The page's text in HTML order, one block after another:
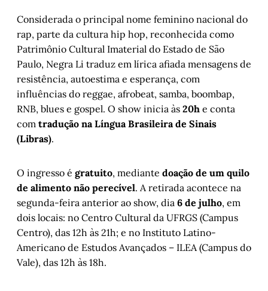
Considerada o principal nome feminino nacional do
rap, parte da cultura hip hop, reconhecida como
Patrimônio Cultural Imaterial do Estado de São
Paulo, Negra Li traduz em lírica afiada mensagens de
resistência, autoestima e esperança, com
influências do reggae, afrobeat, samba, boombap,
RNB, blues e gospel. O show inicia às 20h e conta
com tradução na Língua Brasileira de Sinais
(Libras).
O ingresso é gratuito, mediante doação de um quilo
de alimento não perecível. A retirada acontece na
segunda-feira anterior ao show, dia 6 de julho, em
dois locais: no Centro Cultural da UFRGS (Campus
Centro), das 12h às 21h; e no Instituto Latino-
Americano de Estudos Avançados – ILEA (Campus do
Vale), das 12h às 18h.